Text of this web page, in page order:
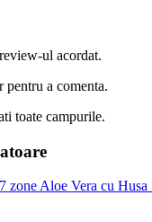
ul acordat.
pentru a comenta.
toate campurile.